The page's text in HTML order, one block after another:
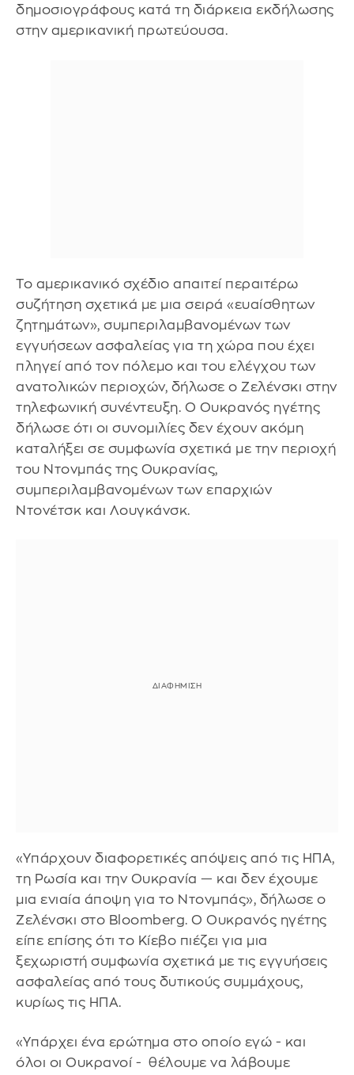
δημοσιογράφους κατά τη διάρκεια εκδήλωσης
στην αμερικανική πρωτεύουσα.
Το αμερικανικό σχέδιο απαιτεί περαιτέρω
συζήτηση σχετικά με μια σειρά «ευαίσθητων
ζητημάτων», συμπεριλαμβανομένων των
εγγυήσεων ασφαλείας για τη χώρα που έχει
πληγεί από τον πόλεμο και του ελέγχου των
ανατολικών περιοχών, δήλωσε ο Ζελένσκι στην
τηλεφωνική συνέντευξη. Ο Ουκρανός ηγέτης
δήλωσε ότι οι συνομιλίες δεν έχουν ακόμη
καταλήξει σε συμφωνία σχετικά με την περιοχή
του Ντονμπάς της Ουκρανίας,
συμπεριλαμβανομένων των επαρχιών
Ντονέτσκ και Λουγκάνσκ.
«Υπάρχουν διαφορετικές απόψεις από τις ΗΠΑ,
τη Ρωσία και την Ουκρανία — και δεν έχουμε
μια ενιαία άποψη για το Ντονμπάς», δήλωσε ο
Ζελένσκι στο Bloomberg. Ο Ουκρανός ηγέτης
είπε επίσης ότι το Κίεβο πιέζει για μια
ξεχωριστή συμφωνία σχετικά με τις εγγυήσεις
ασφαλείας από τους δυτικούς συμμάχους,
κυρίως τις ΗΠΑ.
«Υπάρχει ένα ερώτημα στο οποίο εγώ - και
όλοι οι Ουκρανοί - θέλουμε να λάβουμε